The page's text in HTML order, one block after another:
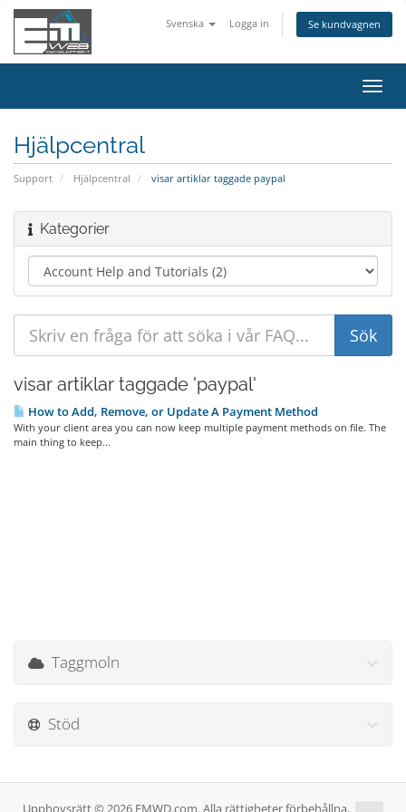
Svenska Logga in Se kundvagnen
Växla
Hjälpcentral
Support Hjälpcentral visar artiklar taggade paypal
Kategorier
visar artiklar taggade 'paypal'
How to Add, Remove, or Update A Payment Method
With your client area you can now keep multiple payment methods on file. The
main thing to keep...
Taggmoln
Stöd
Upphovsrätt © 2026 EMWD.com. Alla rättigheter förbehållna.